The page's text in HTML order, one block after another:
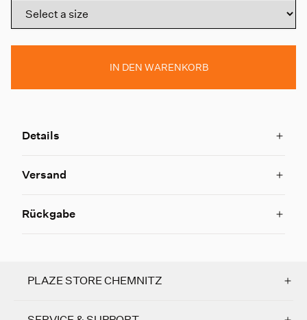
IN DEN WARENKORB
Details
Versand
Rückgabe
PLAZE STORE CHEMNITZ